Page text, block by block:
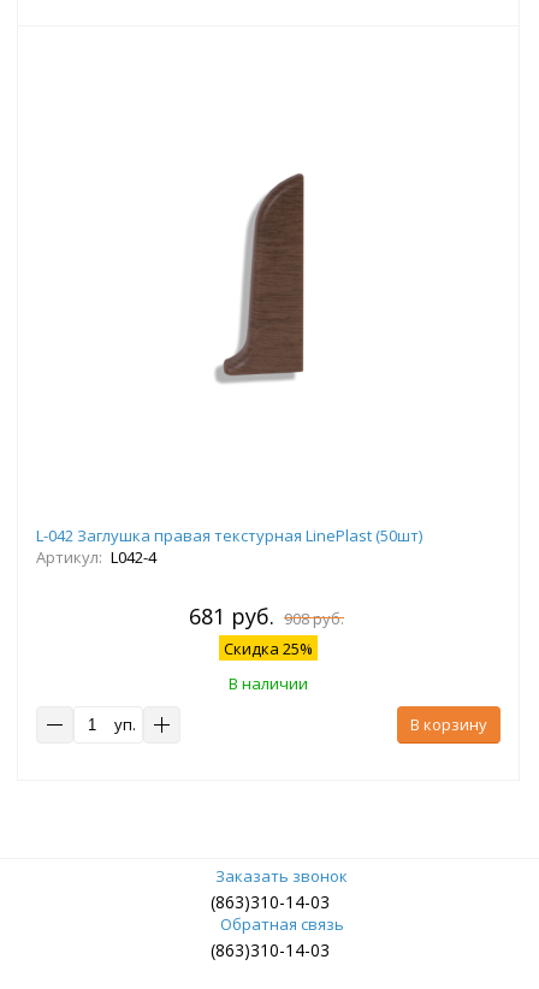
L-042 Заглушка правая текстурная LinePlast (50шт)
Артикул: L042-4
681 руб. 908 руб.
Скидка 25%
В наличии
уп.
В корзину
Заказать звонок
(863)310-14-03
Обратная связь
(863)310-14-03